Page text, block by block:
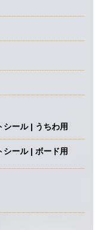
ール | うちわ用
ール | ボード用